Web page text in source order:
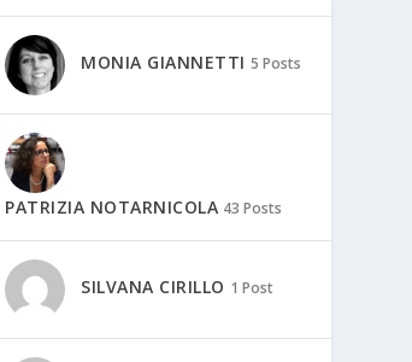
MONIA GIANNETTI 5 Posts
PATRIZIA NOTARNICOLA 43 Posts
SILVANA CIRILLO 1 Post